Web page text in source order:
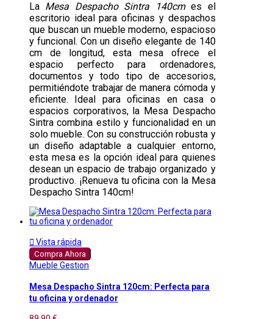
La Mesa Despacho Sintra 140cmes el
escritorio ideal para oficinas y despachos
que buscan un mueble moderno, espacioso
y funcional. Con un diseño elegante de 140
cm de longitud, esta mesa ofrece el
espacio perfecto para ordenadores,
documentos y todo tipo de accesorios,
permitiéndote trabajar de manera cómoda y
eficiente. Ideal para oficinas en casa o
espacios corporativos, la Mesa Despacho
Sintra combina estilo y funcionalidad en un
solo mueble. Con su construcción robusta y
un diseño adaptable a cualquier entorno,
esta mesa es la opción ideal para quienes
desean un espacio de trabajo organizado y
productivo. ¡Renueva tu oficina con la Mesa
Despacho Sintra 140cm!
 Vista rápida
Compra Ahora
Mueble Gestion
Mesa Despacho Sintra 120cm: Perfecta para
tu oficina y ordenador